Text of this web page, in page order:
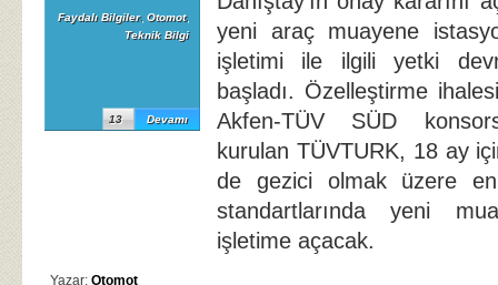
Faydalı Bilgiler, Otomot,
Teknik Bilgi
Devamı
13
yeni araç muayene
işletimi ile ilgili yetki
başladı. Özelleştirme
Akfen-TÜV SÜD
kurulan TÜVTURK, 18 ay
de gezici olmak üzere
standartlarında yeni
işletime açacak.
Yazar: Otomot